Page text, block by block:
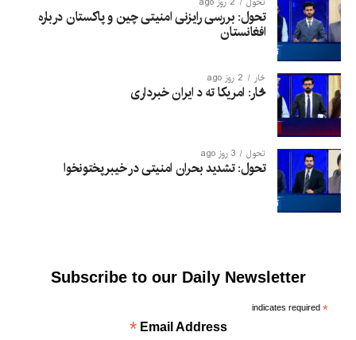
تحول: بررسی رایزنی امنیتی چین و پاکستان درباره
افغانستان
څار 2 روز ago
څار: امریکا ته د ایران خبرداری
تحول 3 روز ago
تحول: تشدید بحران امنیتی در خیبرپختونخوا
Subscribe to our Daily Newsletter
*
indicates required
Email Address
*